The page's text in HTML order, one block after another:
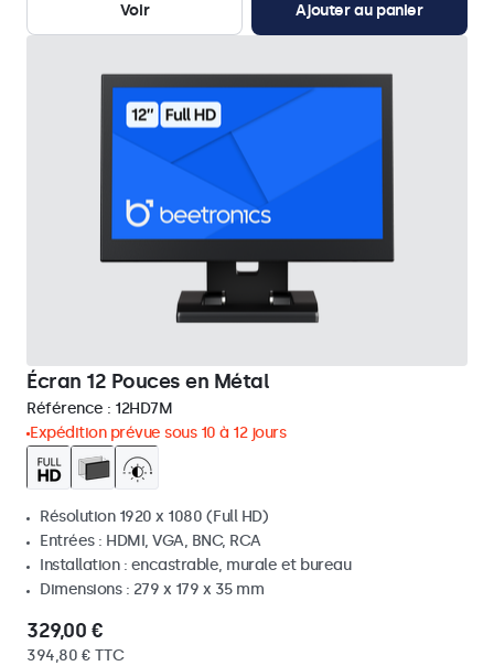
Voir
Ajouter au panier
Écran 12 Pouces en Métal
Référence : 12HD7M
Expédition prévue sous 10 à 12 jours
Résolution 1920 x 1080 (Full HD)
Entrées : HDMI, VGA, BNC, RCA
Installation : encastrable, murale et bureau
Dimensions : 279 x 179 x 35 mm
329,00 €
394,80 € TTC